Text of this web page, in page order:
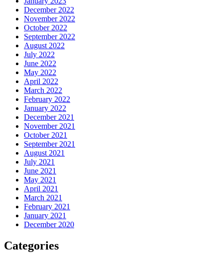
December 2022
November 2022
October 2022
September 2022
August 2022
July 2022
June 2022
May 2022
April 2022
March 2022
February 2022
January 2022
December 2021
November 2021
October 2021
September 2021
August 2021
July 2021
June 2021
May 2021
April 2021
March 2021
February 2021
January 2021
December 2020
Categories